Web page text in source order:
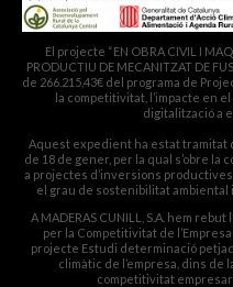
El projecte “EN OBRA CIVIL I
PRODUCTIU DE MECANITZAT DE
de 266.215,43€ del programa de
la competitivitat, l’impacte en
digitalització a
Aquest expedient ha estat tramitat
de 18 de gener, per la qual s’obre
a projectes d’inversions
el grau de sostenibilitat ambiental
A MADERAS CUNILL, S.A. hem
per la Competitivitat de
projecte Estudi determinació
climàtic de l’empresa, dins de
competitivitat